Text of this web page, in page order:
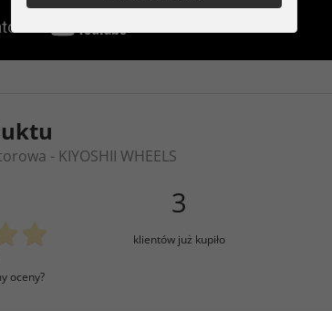
- KIYOSHII WHEELS
oceny?
3
klientów już kupiło